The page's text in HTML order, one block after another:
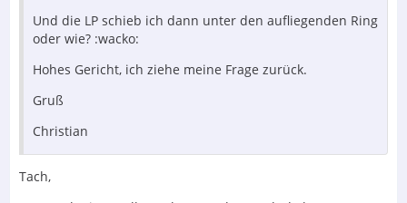
Und die LP schieb ich dann unter den aufliegenden Ring
oder wie? :wacko:
Hohes Gericht, ich ziehe meine Frage zurück.
Gruß
Christian
Tach,